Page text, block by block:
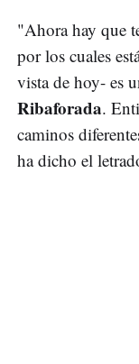
"Ahora hay que
por los cuales
vista de hoy- es
Ribaforada.
caminos
ha dicho el